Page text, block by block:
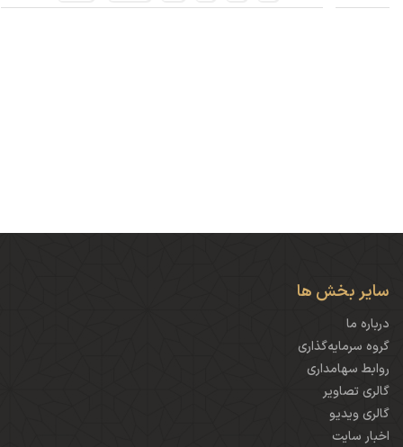
سایر بخش ها
درباره ما
گروه سرمایه‌گذاری
روابط سهامداری
گالری تصاویر
گالری ویدیو
اخبار سایت